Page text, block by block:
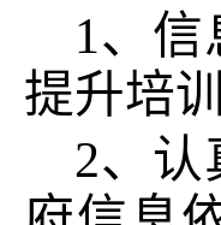
1、信
提升培训
2、 认